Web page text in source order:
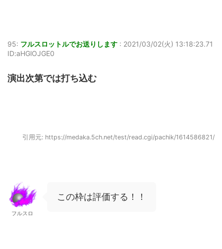
95: フルスロットルでお送りします : 2021/03/02(火) 13:18:23.71
ID:aHGlOJGE0
演出次第では打ち込む
引用元: https://medaka.5ch.net/test/read.cgi/pachik/1614586821/
フルスロ
この枠は評価する！！